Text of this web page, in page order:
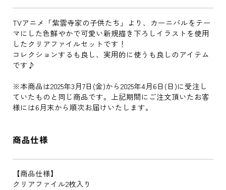
TVアニメ「紫雲寺家の子供たち」より、カーニバルをテー
マにした色鮮やかで可愛い新規描き下ろしイラストを使用
したクリアファイルセットです！
コレクションするも良し、実用的に使うも良しのアイテム
です♪
※本商品は2025年3月7日(金)から2025年4月6日(日)に受注し
ていたものと同じ商品です。上記期間にご注文頂いたお客
様には6月末から順次お届けいたします。
商品仕様
【商品仕様】
クリアファイル2枚入り